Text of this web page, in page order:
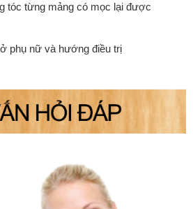
tóc từng mảng có mọc lại được
phụ nữ và hướng điều trị